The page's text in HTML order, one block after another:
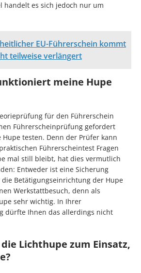
handelt es sich jedoch nur um
EU-Führerschein kommt
teilweise verlängert
meine Hupe
für den Führerschein
Führerscheinprüfung gefordert
Hupe testen. Denn der Prüfer kann
Führerscheintest Fragen
mal still bleibt, hat dies vermutlich
Entweder ist eine Sicherung
Betätigungseinrichtung der Hupe
Werkstattbesuch, denn als
sehr wichtig. In Ihrer
dürfte Ihnen das allerdings nicht
Lichthupe zum Einsatz,